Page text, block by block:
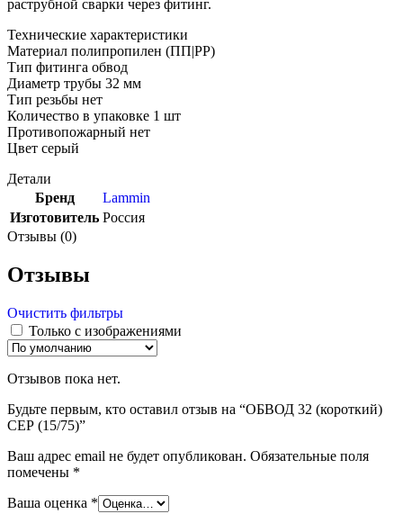
раструбной сварки через фитинг.
Технические характеристики
Материал полипропилен (ПП|PP)
Тип фитинга обвод
Диаметр трубы 32 мм
Тип резьбы нет
Количество в упаковке 1 шт
Противопожарный нет
Цвет серый
Детали
Бренд
Lammin
Изготовитель Россия
Отзывы (0)
Отзывы
Очистить фильтры
Только с изображениями
Отзывов пока нет.
Будьте первым, кто оставил отзыв на “ОБВОД 32 (короткий)
СЕР (15/75)”
Ваш адрес email не будет опубликован. Обязательные поля
помечены *
Ваша оценка *